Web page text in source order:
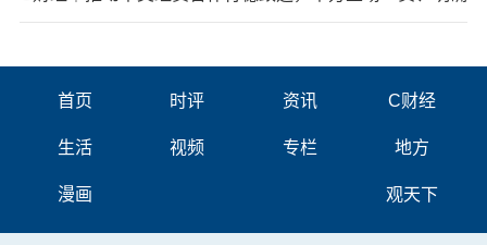
首页 时评 资讯 C财经
生活 视频 专栏 地方
漫画 观天下